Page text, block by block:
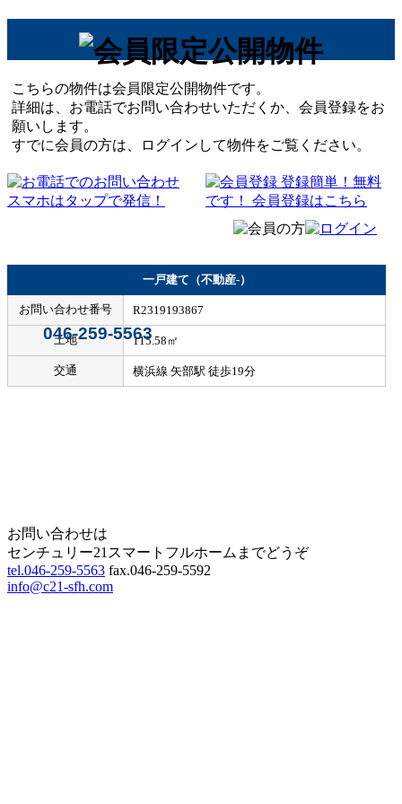
こちらの物件は会員限定公開物件です。
詳細は、お電話でお問い合わせいただくか、会員登録をお
願いします。
すでに会員の方は、ログインして物件をご覧ください。
046-259-5563
一戸建て（不動産-）
お問い合わせ番号 R2319193867
土地 115.58㎡
交通 横浜線 矢部駅 徒歩19分
お問い合わせは
センチュリー21スマートフルホームまでどうぞ
tel.046-259-5563 fax.046-259-5592
info@c21-sfh.com